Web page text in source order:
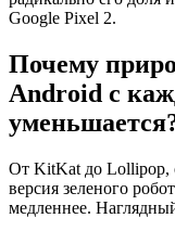
Google Pixel 2.
Почему
Android с
От KitKat до Lollipop,
версия зеленого
медленнее.